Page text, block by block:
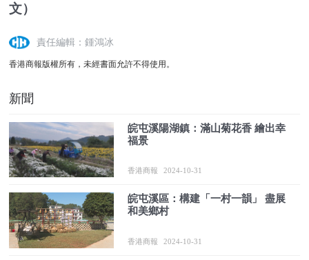
文）
責任編輯：鍾鴻冰
香港商報版權所有，未經書面允許不得使用。
新聞
皖屯溪陽湖鎮：滿山菊花香 繪出幸
福景
香港商報 2024-10-31
皖屯溪區：構建「一村一韻」 盡展
和美鄉村
香港商報 2024-10-31